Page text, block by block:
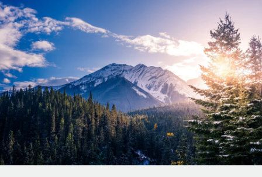
PEO
Ingewikkelde HR-taken eenvoudig uitbesteden
INFRASTRUCTUUR
Remote Embedded
HR naadloos in workflows integreren
Platform
Ingebouwde essentiële HR-functies voor je team
GROEIFASE
Start-ups
Flexibele global HR en payroll solutions voor groeiende
bedrijven
Mid-market
Teams uitbreiden met HR solutions op maat
Enterprise
Global HR voor grote bedrijven
Ontdek valuta-opties en betaalsnelheden voor
internationale zzp'ers
LEREN MET REMOTE
Onderzoek en gidsen
Casestudy's
HR-woordenlijst
Checklists en templates
Nederlands
Français
Deutsch
Español
Italiano
Português (Portugal)